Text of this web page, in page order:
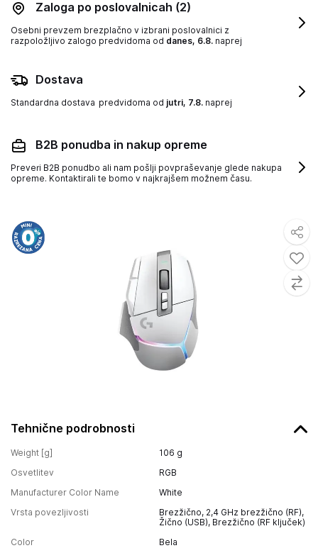
Tehnične podrobnosti
Weight [g] 106 g
Osvetlitev
RGB
Manufacturer Color Name
White
Vrsta povezljivosti
Brezžično, 2,4 GHz brezžično (RF),
Žično (USB), Brezžično (RF ključek)
Color
Bela
Zaloga po poslovalnicah (2)
Osebni prevzem brezplačno v izbrani poslovalnici z
razpoložljivo zalogo predvidoma od danes, 6.8. naprej
Dostava
Standardna dostava predvidoma od jutri, 7.8. naprej
B2B ponudba in nakup opreme
Preveri B2B ponudbo ali nam pošlji povpraševanje glede nakupa
opreme. Kontaktirali te bomo v najkrajšem možnem času.